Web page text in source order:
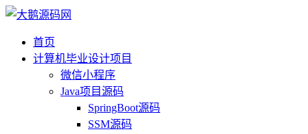
首页
计算机毕业设计项目
微信小程序
Java项目源码
SpringBoot源码
SSM源码